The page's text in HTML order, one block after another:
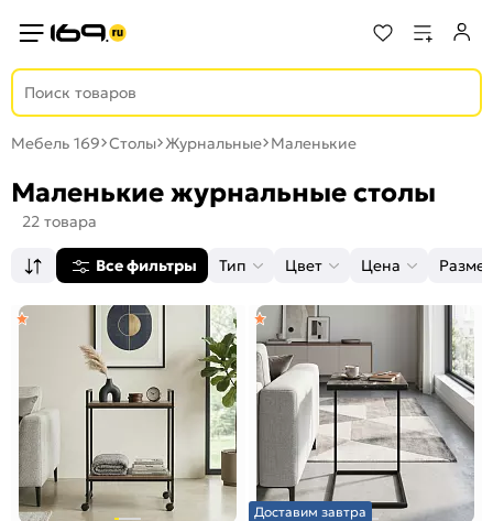
Мебель 169 Столы Журнальные Маленькие
Маленькие журнальные столы
22 товара
Все фильтры Тип Цвет Цена
Доставим завтра